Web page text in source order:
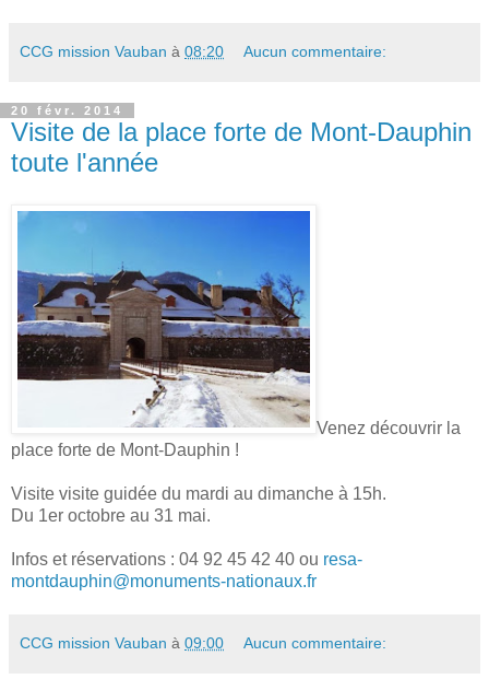
CCG mission Vauban à 08:20 Aucun commentaire:
20 févr. 2014
Visite de la place forte de Mont-Dauphin
toute l'année
Venez découvrir la
place forte de Mont-Dauphin !
Visite visite guidée du mardi au dimanche à 15h.
Du 1er octobre au 31 mai.
Infos et réservations : 04 92 45 42 40 ou resa-
montdauphin@monuments-nationaux.fr
CCG mission Vauban à 09:00 Aucun commentaire: